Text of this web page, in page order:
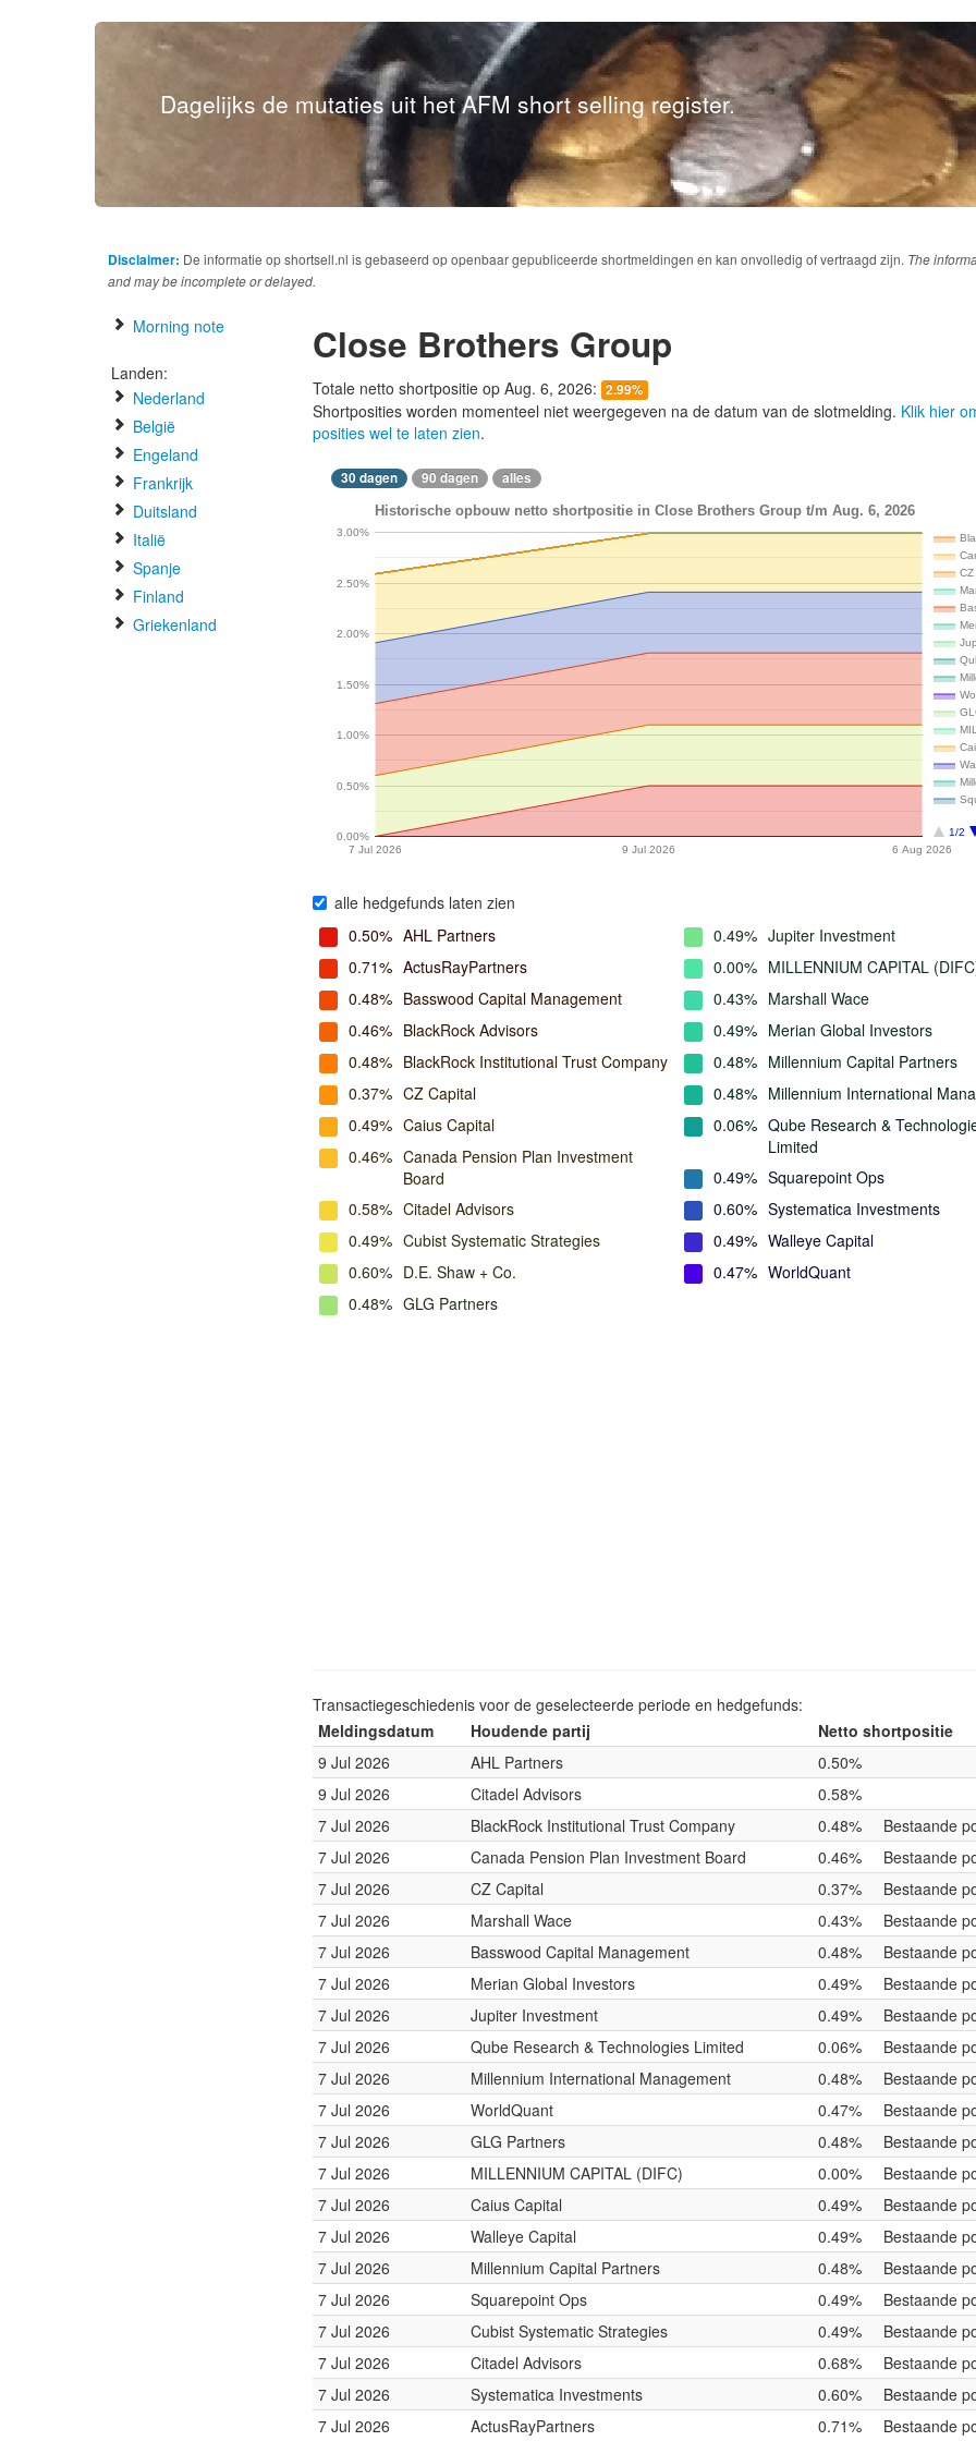
Dagelijks de mutaties uit het AFM short selling register.
Disclaimer: De informatie op shortsell.nl is gebaseerd op openbaar gepubliceerde shortmeldingen en kan onvolledig of vertraagd zijn. The
and may be incomplete or delayed.
Morning note
Landen:
Nederland
België
Engeland
Frankrijk
Duitsland
Italië
Spanje
Finland
Griekenland
Close Brothers Group
Totale netto shortpositie op Aug. 6, 2026: 2.99%
Shortposities worden momenteel niet weergegeven na de datum van de slotmelding. Klik hier
posities wel te laten zien.
30 dagen 90 dagen alles
Historische opbouw netto shortpositie in Close Brothers Group t/m Aug. 6, 2026
1/2
7 Jul 2026
9 Jul 2026 6 Aug 2026
0.00%
0.50%
1.00%
1.50%
2.00%
2.50%
3.00%
alle hedgefunds laten zien
0.50% AHL Partners
0.71% ActusRayPartners
0.48% Basswood Capital Management
0.46% BlackRock Advisors
0.48% BlackRock Institutional Trust Company
0.37% CZ Capital
0.49% Caius Capital
0.46% Canada Pension Plan Investment
Board
0.58% Citadel Advisors
0.49% Cubist Systematic Strategies
0.60% D.E. Shaw + Co.
0.48% GLG Partners
0.49% Jupiter Investment
0.00% MILLENNIUM CAPITAL
0.43% Marshall Wace
0.49% Merian Global Investors
0.48% Millennium Capital Partners
0.48% Millennium International
0.06% Qube Research &
Limited
0.49% Squarepoint Ops
0.60% Systematica Investments
0.49% Walleye Capital
0.47% WorldQuant
Transactiegeschiedenis voor de geselecteerde periode en hedgefunds:
Meldingsdatum
Houdende partij
Netto shortpositie
9 Jul 2026
AHL Partners
0.50%
9 Jul 2026
Citadel Advisors
0.58%
7 Jul 2026
BlackRock Institutional Trust Company 0.48%
Bestaande
7 Jul 2026
Canada Pension Plan Investment Board 0.46%
Bestaande
7 Jul 2026
CZ Capital 0.37%
Bestaande
7 Jul 2026
Marshall Wace 0.43%
Bestaande
7 Jul 2026
Basswood Capital Management 0.48%
Bestaande
7 Jul 2026
Merian Global Investors 0.49%
Bestaande
7 Jul 2026
Jupiter Investment 0.49%
Bestaande
7 Jul 2026
Qube Research & Technologies Limited 0.06%
Bestaande
7 Jul 2026
Millennium International Management 0.48%
Bestaande
7 Jul 2026
WorldQuant 0.47%
Bestaande
7 Jul 2026
GLG Partners 0.48%
Bestaande
7 Jul 2026
MILLENNIUM CAPITAL (DIFC) 0.00%
Bestaande
7 Jul 2026
Caius Capital 0.49%
Bestaande
7 Jul 2026
Walleye Capital 0.49%
Bestaande
7 Jul 2026
Millennium Capital Partners 0.48%
Bestaande
7 Jul 2026
Squarepoint Ops 0.49%
Bestaande
7 Jul 2026
Cubist Systematic Strategies 0.49%
Bestaande
7 Jul 2026
Citadel Advisors 0.68%
Bestaande
7 Jul 2026
Systematica Investments 0.60%
Bestaande
7 Jul 2026
ActusRayPartners 0.71% Bestaande